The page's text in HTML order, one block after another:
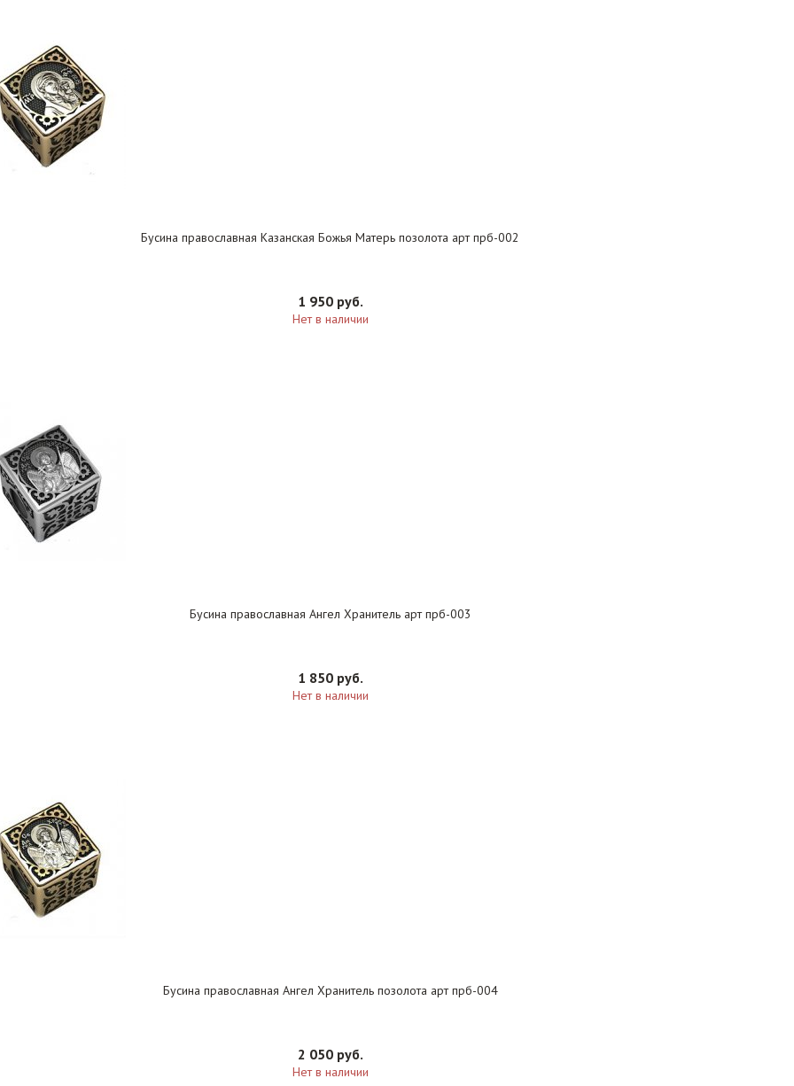
Бусина православная Казанская Божья Матерь позолота арт прб-002
1 950 руб.
Нет в наличии
Бусина православная Ангел Хранитель арт прб-003
1 850 руб.
Нет в наличии
Бусина православная Ангел Хранитель позолота арт прб-004
2 050 руб.
Нет в наличии